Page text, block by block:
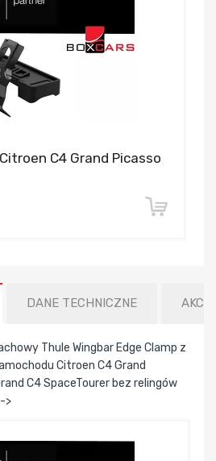
C4 Grand Picasso
DANE TECHNICZNE
Thule Wingbar Edge Clamp z
Citroen C4 Grand
C4 SpaceTourer bez relingów
>